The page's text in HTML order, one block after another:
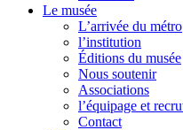
Le musée
L’arrivée du métro
l’institution
Éditions du musée
Nous soutenir
Associations
l’équipage et
Contact